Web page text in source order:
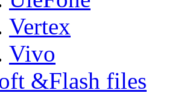
Vertex
Vivo
&Flash files